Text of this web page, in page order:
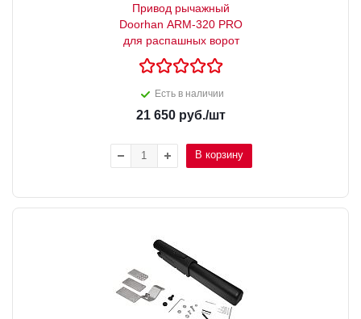
Привод рычажный
Doorhan ARM-320 PRO
для распашных ворот
Есть в наличии
21 650 руб./шт
В корзину